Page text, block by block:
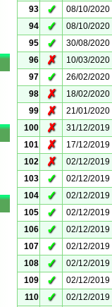
93
✓ 08/10/2020
94
✓ 08/10/2020
95
✓ 30/08/2020
96
✗ 10/03/2020
97
✓ 26/02/2020
98
✗ 18/02/2020
99
✗ 21/01/2020
100
✗ 31/12/2019
101
✗ 17/12/2019
102
✗ 02/12/2019
103
✓ 02/12/2019
104
✓ 02/12/2019
105
✓ 02/12/2019
106
✓ 02/12/2019
107
✓ 02/12/2019
108
✓ 02/12/2019
109
✓ 02/12/2019
110
✓ 02/12/2019